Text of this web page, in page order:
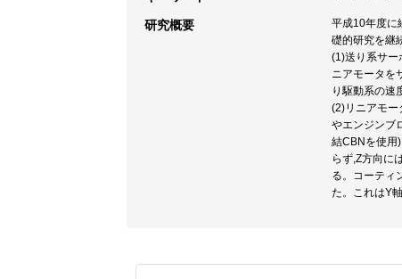
研究概要
平成10年度に
礎的研究を継
(1)送り系サー
ニアモータを
り駆動系の速
(2)リニアモー
やエンジンブ
結CBNを使用
らず,Z方向に
る。コーティ
た。これはY